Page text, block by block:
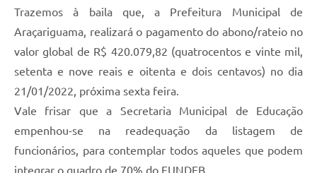
Trazemos à baila que, a Prefeitura Municipal de
Araçariguama, realizará o pagamento do abono/rateio no
valor global de R$ 420.079,82 (quatrocentos e vinte mil,
setenta e nove reais e oitenta e dois centavos) no dia
21/01/2022, próxima sexta feira.
Vale frisar que a Secretaria Municipal de Educação
empenhou-se na readequação da listagem de
funcionários, para contemplar todos aqueles que podem
integrar o quadro de 70% do FUNDEB .